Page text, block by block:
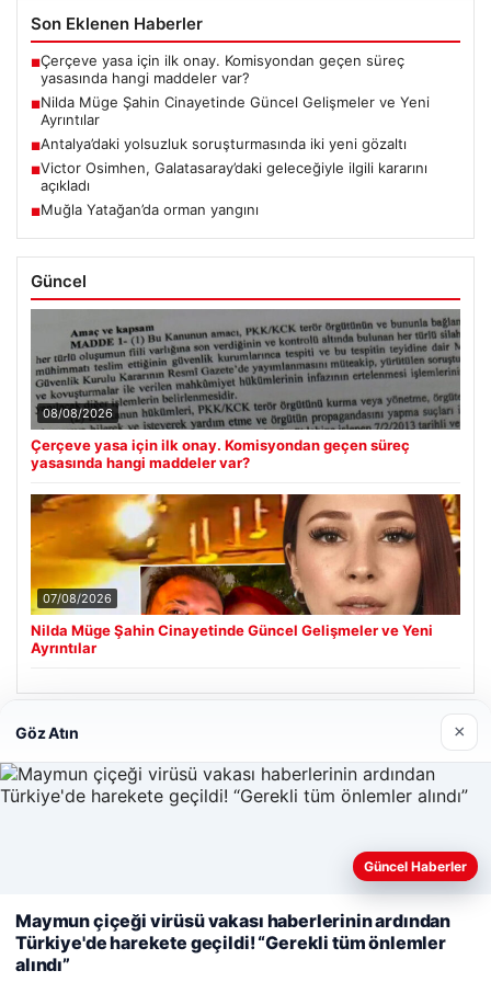
Son Eklenen Haberler
■Çerçeve yasa için ilk onay. Komisyondan geçen süreç
yasasında hangi maddeler var?
■Nilda Müge Şahin Cinayetinde Güncel Gelişmeler ve Yeni
Ayrıntılar
■Antalya’daki yolsuzluk soruşturmasında iki yeni gözaltı
■Victor Osimhen, Galatasaray’daki geleceğiyle ilgili kararını
açıkladı
■Muğla Yatağan’da orman yangını
Güncel
08/08/2026
Çerçeve yasa için ilk onay. Komisyondan geçen süreç
yasasında hangi maddeler var?
07/08/2026
Nilda Müge Şahin Cinayetinde Güncel Gelişmeler ve Yeni
Ayrıntılar
Son Eklenen Firmalar
Enes Kaplan Avukatlık Bürosu
deneyiminizi kişiselleştirmek ve geliştirmek amacıyla çerezler
kullanıyoruz.Çerez Politikamız
Göz Atın ×
Güncel Haberler
Maymun çiçeği virüsü vakası haberlerinin ardından
Türkiye'de harekete geçildi! “Gerekli tüm önlemler
alındı”